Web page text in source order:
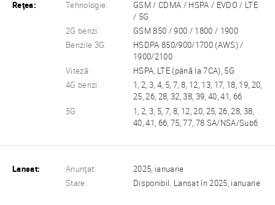
Reţea: Tehnologie:
GSM / CDMA / HSPA / EVDO / LTE
/ 5G
2G benzi:
GSM 850 / 900 / 1800 / 1900
Benzile 3G:
HSDPA 850/900/1700 (AWS) /
1900/2100
Viteză:
HSPA, LTE (până la 7CA), 5G
4G benzi:
1, 2, 3, 4, 5, 7, 8, 12, 13, 17, 18, 19, 20,
25, 26, 28, 32, 38, 39, 40, 41, 66
5G:
1, 2, 3, 5, 7, 8, 12, 20, 25, 26, 28, 38,
40, 41, 66, 75, 77, 78 SA/NSA/Sub6
Lansat: Anunţat:
2025, ianuarie
Stare:
Disponibil. Lansat în 2025, ianuarie